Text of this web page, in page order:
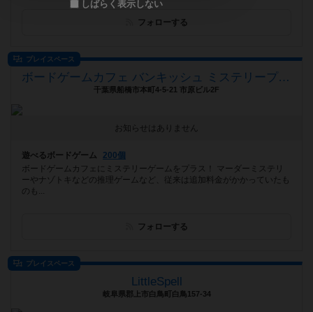
フォローする
プレイスペース
ボードゲームカフェ バンキッシュ ミステリープラス（BoardGameCafe VANQUiSH MysteryPlus）
千葉県船橋市本町4-5-21 市原ビル2F
お知らせはありません
遊べるボードゲーム
200個
ボードゲームカフェにミステリーゲームをプラス！ マーダーミステリ
ーやナゾトキなどの推理ゲームなど、従来は追加料金がかかっていたも
のも...
フォローする
プレイスペース
LittleSpell
岐阜県郡上市白鳥町白鳥157-34
しばらく表示しない